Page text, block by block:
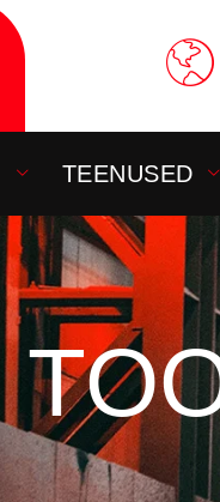
TEENUSED